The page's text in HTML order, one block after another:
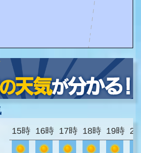
15時 16時 17時 18時 19時